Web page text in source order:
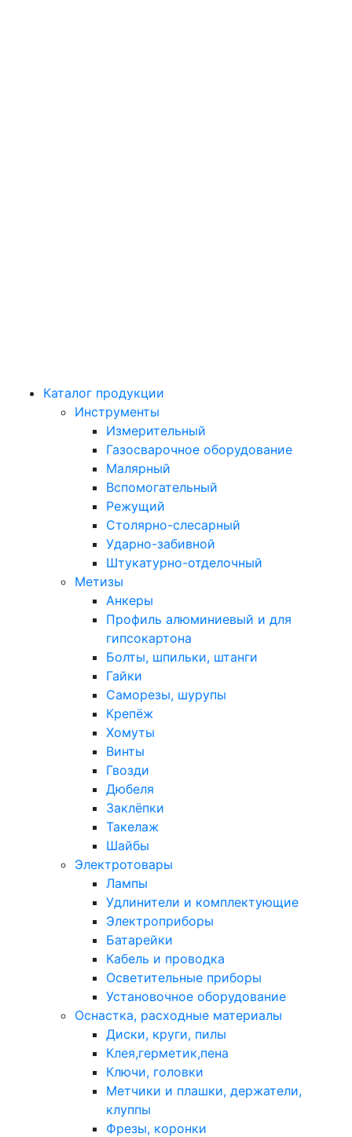
Каталог продукции
Инструменты
Измерительный
Газосварочное оборудование
Малярный
Вспомогательный
Режущий
Столярно-слесарный
Ударно-забивной
Штукатурно-отделочный
Метизы
Анкеры
Профиль алюминиевый и для
гипсокартона
Болты, шпильки, штанги
Гайки
Саморезы, шурупы
Крепёж
Хомуты
Винты
Гвозди
Дюбеля
Заклёпки
Такелаж
Шайбы
Электротовары
Лампы
Удлинители и комплектующие
Электроприборы
Батарейки
Кабель и проводка
Осветительные приборы
Установочное оборудование
Оснастка, расходные материалы
Диски, круги, пилы
Клея,герметик,пена
Ключи, головки
Метчики и плашки, держатели,
клуппы
Фрезы, коронки